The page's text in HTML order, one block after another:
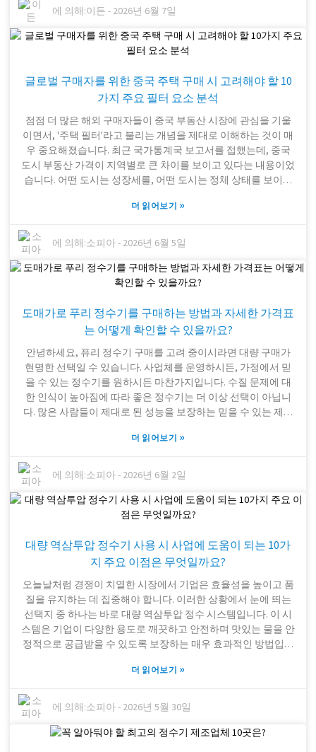
선하고 깔끔한 맛을 꼽습니다. 생수는 때때로 밍밍하거나 밍밍한
맛이 날 수 있다는 것이죠. 하지만 모든 사람이 RO 정수의 맛 차
이를 느끼지는 않을 수도 있습니다. 그 이유는 미네랄 함량이 사
람마다 크게 다를 수 있고, 그 차이가 맛을 느끼는 방식에도 영향
네티코 K5 같은 고품질 정수 시스템을 사용하는 것이 현명한 선
택입니다. 깨끗하고 신선한 맛을 내려면 정수 시스템이 필수적이
요. 어떤 사람들은 정수 시스템을 맹신하는 반면, 어떤 사람들은
여전히 ​​생수를 선호할 수도 있습니다. 그러니 자신에게 가장 잘
맞는 맛을 찾으려면, 자신의 미각과 취향을 탐구하는 것 자체가
중요한 여정입니다.
에 의해:이든 - 2026년 6월 7일
글로벌 구매자를 위한 중국 주택 구매 시 고려해야 할 10
가지 주요 필터 요소 분석
점점 더 많은 해외 ​​구매자들이 중국 부동산 시장에 관심을 기울
이면서, '주택 필터'라고 불리는 개념을 제대로 이해하는 것이 매
우 중요해졌습니다. 최근 국가통계국 보고서를 접했는데, 중국
도시 부동산 가격이 지역별로 큰 차이를 보이고 있다는 내용이었
습니다. 어떤 도시는 성장세를, 어떤 도시는 정체 상태를 보이며
하는 업계 전문가인 차이나 하우징 인사이트(China Housing
구매자들에게 큰 도움이 될 수 있다"고 지적했는데, 저도 전적으
로 동감합니다. 그렇다면 '주택 필터'란 정확히 무엇일까요? 기본
적으로 구매자들이 선택지를 좁히는 데 사용하는 일련의 기준입
니다. 가격, 위치, 편의시설 등이 대부분의 사람들이 고려하는 핵
Blue Filter Housing)과 프리 필터 하우징(Pre Filter Housing)의 가
격을 비교해 보면, 지역별로 주택 구매력이 크게 다르다는 것을
무거나 고르는 것이 아니라, 신중하고 세밀한 분석이 매우 중요
합니다. 중요한 부분을 간과하면 기대 이하의 결과를 초래할 수
있습니다. 많은 구매자들이 이 모든 것에 압도당하는 느낌을 받
지 않나요? 바로 이럴 때 명확한 '주택 필터'가 혼란 속에서 길을
찾는 데 큰 도움이 될 수 있습니다. 하지만 투자자라면 스스로를
되돌아보고 진정으로 중요한 것이 무엇인지 평가하는 것도 중요
일치하지 않을 수 있습니다. 이러한 불일치는 예상치 못한 문제
로 이어질 수 있습니다. 따라서 잠시 시간을 내어 자신의 기대치
내리는 데 큰 도움이 될 수 있습니다.
더 읽어보기 »
에 의해:소피아- 2026년 6월 5일
도매가로 푸리 정수기를 구매하는 방법과 자세한 가격표
는 어떻게 확인할 수 있을까요?
안녕하세요, 퓨리 정수기 구매를 고려 중이시라면 대량 구매가
현명한 선택일 수 있습니다. 사업체를 운영하시든, 가정에서 믿
을 수 있는 정수기를 원하시든 마찬가지입니다. 수질 문제에 대
한 인식이 높아짐에 따라 좋은 정수기는 더 이상 선택이 아닙니
다. 많은 사람들이 제대로 된 성능을 보장하는 믿을 수 있는 제품
아니라 필요할 때 안정적인 공급을 확보할 수 있습니다. 가격 책
은 브랜드, 기능, 구매 수량 등 여러 요인에 따라 상당히 다를 수
있습니다. 현재 시장 경쟁이 치열하기 때문에 가격 변동이 빠르
게 일어날 수 있습니다. 여러 공급업체의 가격표를 비교해 보는
것이 좋습니다. 이를 통해 예산에 맞는 최적의 가격을 찾을 수 있
요합니다. 모든 공급업체가 동일한 수준의 제품을 제공하는 것은
아니며, 일부는 정품이 아니거나 부실한 고객 지원을 제공할 수
같은 회사를 꼼꼼히 조사하여 적절한 기준을 충족하는지 확인하
세요. 시간을 들여 여러 선택지를 비교 검토하면 나중에 실망하
는 것을 방지하고 가격 대비 최고의 가치를 얻을 수 있습니다.
더 읽어보기 »
에 의해:소피아- 2026년 6월 2일
대량 역삼투압 정수기 사용 시 사업에 도움이 되는 10가
지 주요 이점은 무엇일까요?
오늘날처럼 경쟁이 치열한 시장에서 기업은 효율성을 높이고 품
질을 유지하는 데 집중해야 합니다. 이러한 상황에서 눈에 띄는
선택지 중 하나는 바로 대량 역삼투압 정수 시스템입니다. 이 시
스템은 기업이 다양한 용도로 깨끗하고 안전하며 맛있는 물을 안
정적으로 공급받을 수 있도록 보장하는 매우 효과적인 방법입니
투압 정수 시스템은 다양한 비즈니스 요구를 충족합니다. Pure
강조합니다. 이 회사의 중국산 RO 시스템은 오염 물질을 효과적
으로 제거하는 첨단 여과 기술을 자랑합니다. 하지만 많은 사람
들이 역삼투압 시스템의 가격과 품질을 비교하는 것을 간과하는
더 읽어보기 »
에 의해:소피아- 2026년 5월 30일